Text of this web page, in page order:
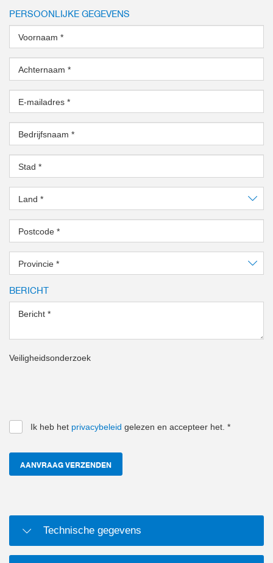
PERSOONLIJKE GEGEVENS
Voornaam *
Achternaam *
E-mailadres *
Bedrijfsnaam *
Stad *
Land *
Postcode *
Provincie *
BERICHT
Bericht *
Veiligheidsonderzoek
Ik heb het privacybeleid gelezen en accepteer het. *
AANVRAAG VERZENDEN
Technische gegevens